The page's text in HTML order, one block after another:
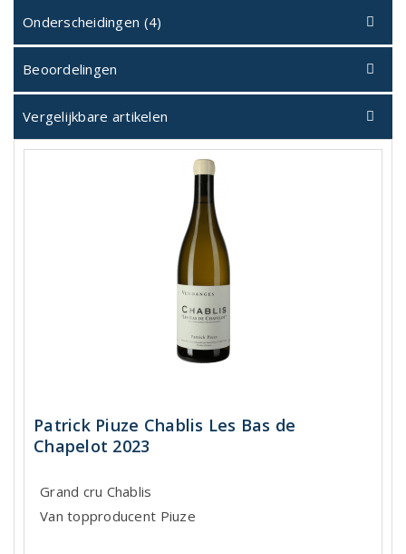
Onderscheidingen (4)
Beoordelingen
Vergelijkbare artikelen
Patrick Piuze Chablis Les Bas de
Chapelot 2023
Grand cru Chablis
Van topproducent Piuze